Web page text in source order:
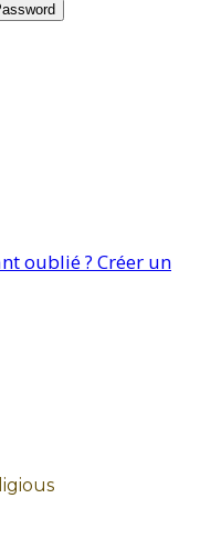
oublié ? Créer un